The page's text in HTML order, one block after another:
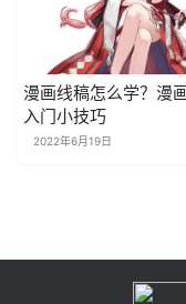
漫画线稿怎么学？漫
入门小技巧
2022年6月19日